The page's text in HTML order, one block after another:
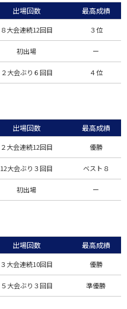
出場回数 最高成績
８大会連続12回目 ３位
初出場 ー
２大会ぶり６回目 ４位
出場回数 最高成績
２大会連続12回目 優勝
12大会ぶり３回目 ベスト８
初出場 ー
出場回数 最高成績
３大会連続10回目 優勝
５大会ぶり３回目 準優勝